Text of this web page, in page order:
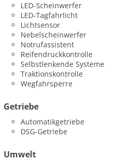
LED-Scheinwerfer
LED-Tagfahrlicht
Lichtsensor
Nebelscheinwerfer
Notrufassistent
Reifendruckkontrolle
Selbstlenkende Systeme
Traktionskontrolle
Wegfahrsperre
Getriebe
Automatikgetriebe
DSG-Getriebe
Umwelt